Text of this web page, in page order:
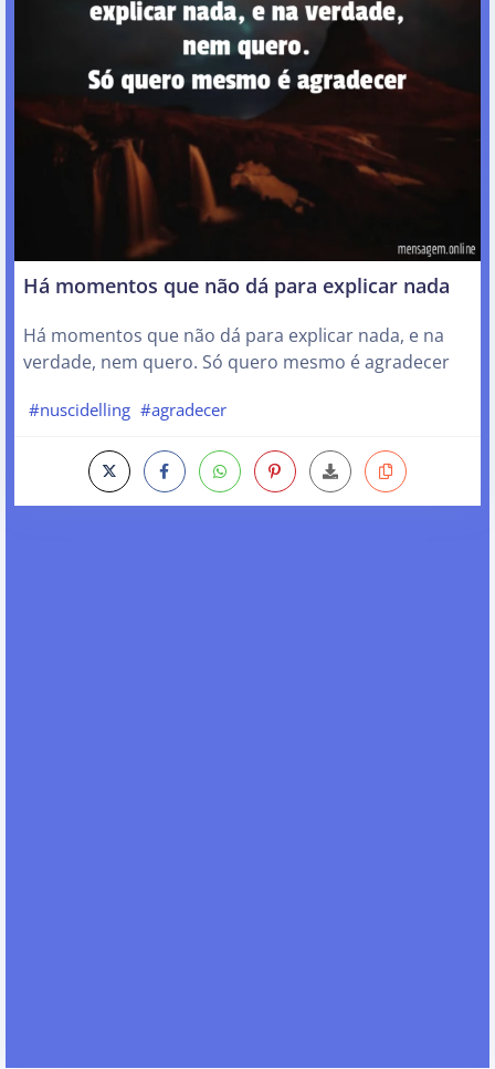
Há momentos que não dá para explicar nada
Há momentos que não dá para explicar nada, e na
verdade, nem quero. Só quero mesmo é agradecer
#nuscidelling #agradecer